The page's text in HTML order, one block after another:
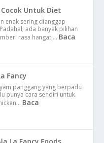
Untuk Diet
enak sering dianggap
ada banyak pilihan
rasa hangat,… Baca
Fancy
panggang yang berpadu
punya cara sendiri untuk
Baca